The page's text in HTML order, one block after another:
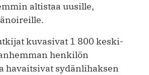
altistaa uusille,
kuvasivat 1 800 keski-
henkilön
havaitsivat sydänlihaksen